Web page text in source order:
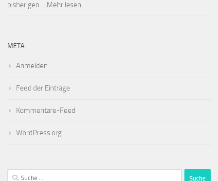
bisherigen ... Mehr lesen
META
Anmelden
Feed der Einträge
Kommentare-Feed
WordPress.org
Suche